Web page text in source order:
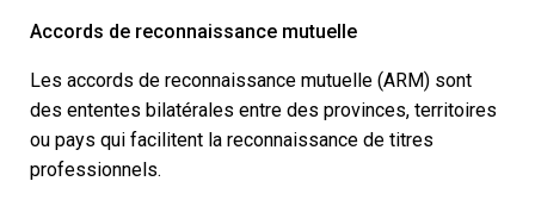
Accords de reconnaissance mutuelle
Les accords de reconnaissance mutuelle (ARM) sont
des ententes bilatérales entre des provinces, territoires
ou pays qui facilitent la reconnaissance de titres
professionnels.